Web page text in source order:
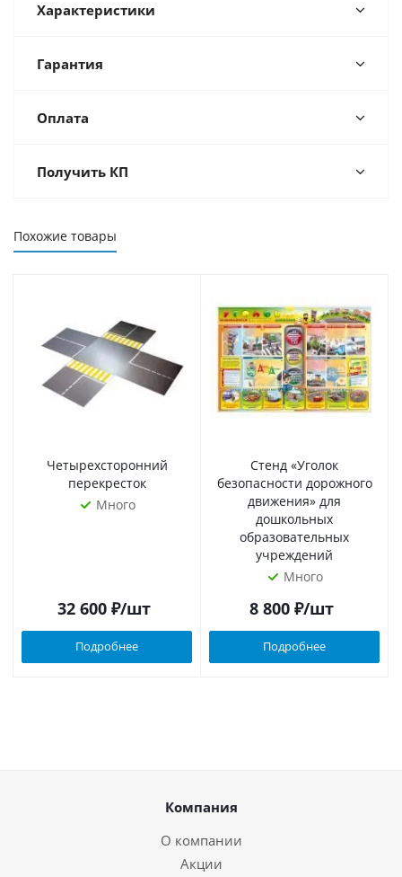
Характеристики
Гарантия
Оплата
Получить КП
Похожие товары
Четырехсторонний
перекресток
Много
32 600₽/шт
Подробнее
Стенд «Уголок
безопасности дорожного
движения» для
дошкольных
образовательных
учреждений
Много
8 800₽/шт
Подробнее
Компания
О компании
Акции